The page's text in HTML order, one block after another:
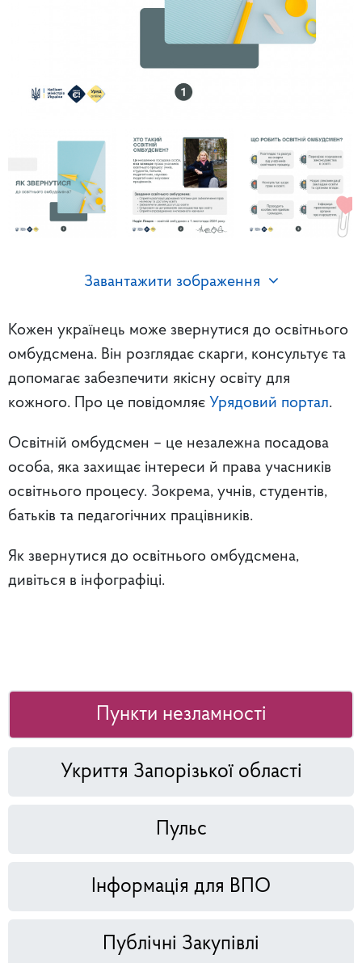
Завантажити зображення
Кожен українець може звернутися до освітнього
омбудсмена. Він розглядає скарги, консультує та
допомагає забезпечити якісну освіту для
кожного. Про це повідомляє Урядовий портал.
Освітній омбудсмен – це незалежна посадова
особа, яка захищає інтереси й права учасників
освітнього процесу. Зокрема, учнів, студентів,
батьків та педагогічних працівників.
Як звернутися до освітнього омбудсмена,
дивіться в інфографіці.
Пункти незламності
Укриття Запорізької області
Пульс
Інформація для ВПО
Публічні Закупівлі